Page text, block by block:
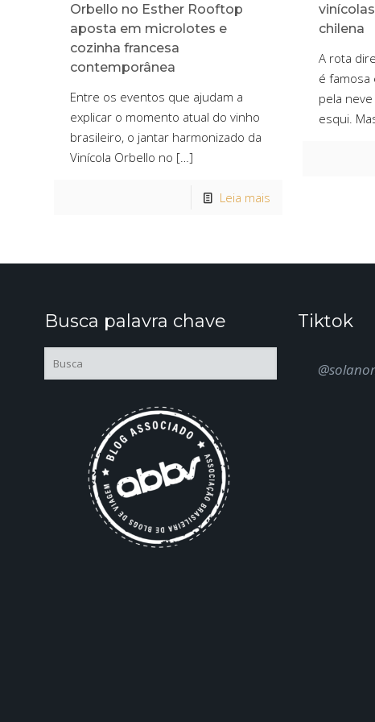
Orbello no Esther Rooftop
aposta em microlotes e
cozinha francesa
contemporânea
Entre os eventos que ajudam a
explicar o momento atual do vinho
brasileiro, o jantar harmonizado da
Vinícola Orbello no […]
Leia mais
chilena
A rota
é famosa
pela
esqui.
Busca palavra chave Tiktok